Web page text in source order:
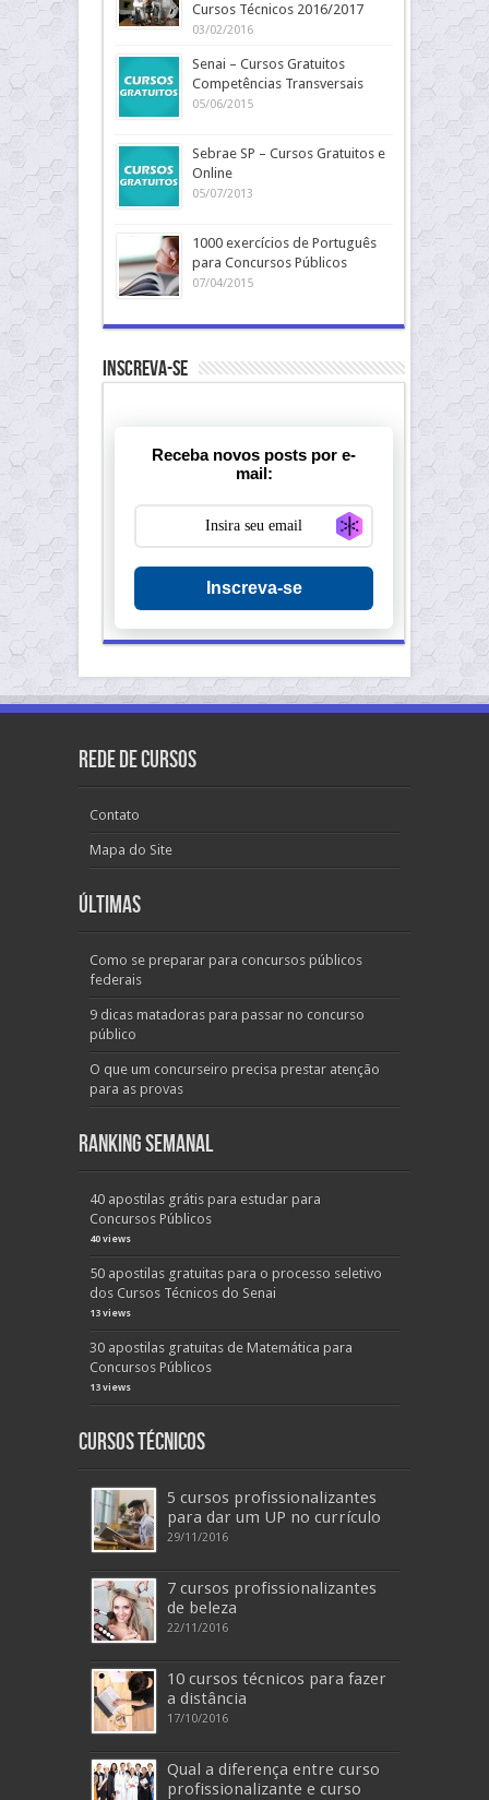
Cursos Técnicos 2016/2017
03/02/2016
Senai – Cursos Gratuitos
Competências Transversais
05/06/2015
Sebrae SP – Cursos Gratuitos e
Online
05/07/2013
1000 exercícios de Português
para Concursos Públicos
07/04/2015
Inscreva-se
Receba novos posts por e-
mail:
Generate new
Inscreva-se
Rede de Cursos
Contato
Mapa do Site
Últimas
Como se preparar para concursos públicos
federais
9 dicas matadoras para passar no concurso
público
O que um concurseiro precisa prestar atenção
para as provas
Ranking Semanal
40 apostilas grátis para estudar para
Concursos Públicos
40 views
50 apostilas gratuitas para o processo seletivo
dos Cursos Técnicos do Senai
13 views
30 apostilas gratuitas de Matemática para
Concursos Públicos
13 views
Cursos Técnicos
5 cursos profissionalizantes
para dar um UP no currículo
29/11/2016
7 cursos profissionalizantes
de beleza
22/11/2016
10 cursos técnicos para fazer
a distância
17/10/2016
Qual a diferença entre curso
profissionalizante e curso